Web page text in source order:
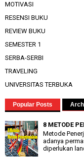
MOTIVASI
RESENSI BUKU
REVIEW BUKU
SEMESTER 1
SERBA-SERBI
TRAVELING
UNIVERSITAS TERBUKA
Popular Posts
8 METODE
Metode
adanya
diperlukan